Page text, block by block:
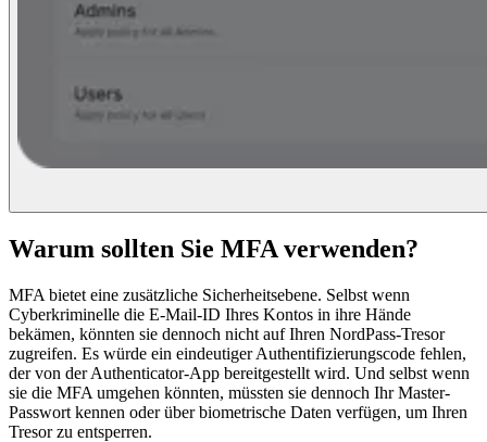
Warum sollten Sie MFA verwenden?
MFA bietet eine zusätzliche Sicherheitsebene. Selbst wenn
Cyberkriminelle die E-Mail-ID Ihres Kontos in ihre Hände
bekämen, könnten sie dennoch nicht auf Ihren NordPass-Tresor
zugreifen. Es würde ein eindeutiger Authentifizierungscode fehlen,
der von der Authenticator-App bereitgestellt wird. Und selbst wenn
sie die MFA umgehen könnten, müssten sie dennoch Ihr Master-
Passwort kennen oder über biometrische Daten verfügen, um Ihren
Tresor zu entsperren.